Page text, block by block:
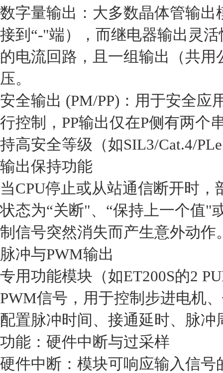
数字量输出‌：大多数晶体管输
接到“-"端），而继电器输出灵
的电流回路，且‌一组输出（共
压‌。‌‌
安全输出 (PM/PP)‌：用于安全应
行控制，‌PP输出‌仅在P侧有两个
持高安全等级（如SIL3/Cat.4/
‌输出保持功能‌
当CPU停止或从站通信断开时
状态为‌“关断"、“保持上一个值"
制信号突然消失而产生意外动作
‌脉冲与PWM输出‌
专用功能模块（如ET200S的2
PWM信号‌，用于控制步进电机
配置‌脉冲时间、接通延时、脉
‌功能：硬件中断与过采样‌
硬件中断‌：模块可响应输入信